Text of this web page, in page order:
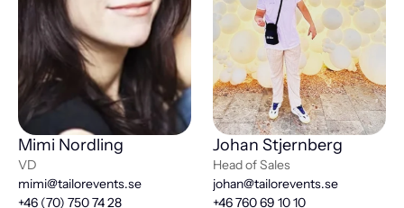
Mimi Nordling
VD
mimi@tailorevents.se
+46 (70) 750 74 28
Johan Stjernberg
Head of Sales
johan@tailorevents.se
+46 760 69 10 10